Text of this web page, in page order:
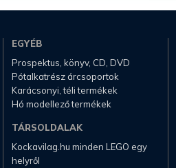
EGYÉB
Prospektus, könyv, CD, DVD
Pótalkatrész árcsoportok
Karácsonyi, téli termékek
Hó modellező termékek
TÁRSOLDALAK
Kockavilag.hu minden LEGO egy
helyről